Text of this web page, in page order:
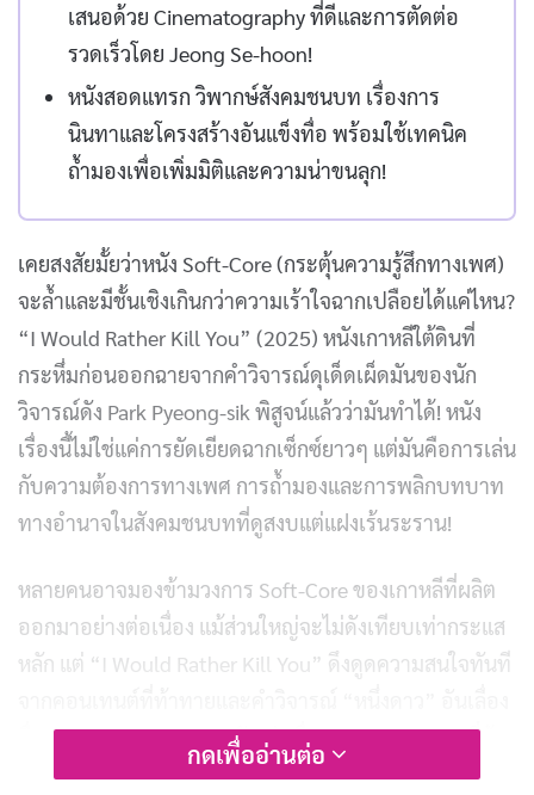
เสนอด้วย Cinematography ที่ดีและการตัดต่อ
รวดเร็วโดย Jeong Se-hoon!
หนังสอดแทรก วิพากษ์สังคมชนบท เรื่องการ
นินทาและโครงสร้างอันแข็งทื่อ พร้อมใช้เทคนิค
ถ้ำมองเพื่อเพิ่มมิติและความน่าขนลุก!
เคยสงสัยมั้ยว่าหนัง Soft-Core (กระตุ้นความรู้สึกทางเพศ)
จะล้ำและมีชั้นเชิงเกินกว่าความเร้าใจฉากเปลือยได้แค่ไหน?
“I Would Rather Kill You” (2025) หนังเกาหลีใต้ดินที่
กระหึ่มก่อนออกฉายจากคำวิจารณ์ดุเด็ดเผ็ดมันของนัก
วิจารณ์ดัง Park Pyeong-sik พิสูจน์แล้วว่ามันทำได้! หนัง
เรื่องนี้ไม่ใช่แค่การยัดเยียดฉากเซ็กซ์ยาวๆ แต่มันคือการเล่น
กับความต้องการทางเพศ การถ้ำมองและการพลิกบทบาท
ทางอำนาจในสังคมชนบทที่ดูสงบแต่แฝงเร้นระราน!
หลายคนอาจมองข้ามวงการ Soft-Core ของเกาหลีที่ผลิต
ออกมาอย่างต่อเนื่อง แม้ส่วนใหญ่จะไม่ดังเทียบเท่ากระแส
หลัก แต่ “I Would Rather Kill You” ดึงดูดความสนใจทันที
ชื่อของ Park Pyeong-sik มันเล่าเรื่องราวของสองสาวพี่น้อง
จากเมืองใหญ่ที่ย้ายไปอยู่หมู่บ้านชนบทอันเงียบสงบ แต่
กดเพื่ออ่านต่อ